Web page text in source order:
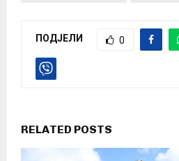
ПОДЈЕЛИ 0
RELATED POSTS